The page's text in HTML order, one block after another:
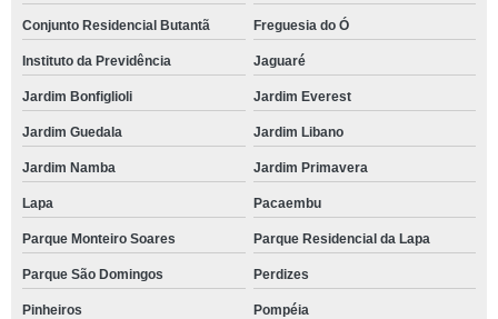
Conjunto Residencial Butantã Freguesia do Ó
Instituto da Previdência Jaguaré
Jardim Bonfiglioli Jardim Everest
Jardim Guedala Jardim Libano
Jardim Namba Jardim Primavera
Lapa Pacaembu
Parque Monteiro Soares Parque Residencial da Lapa
Parque São Domingos Perdizes
Pinheiros Pompéia